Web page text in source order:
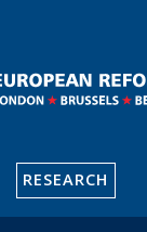
RESEARCH